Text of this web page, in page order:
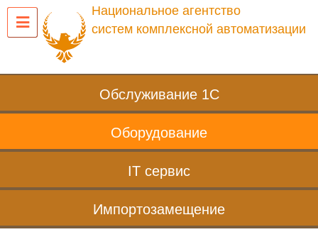
Национальное агентство
систем комплексной автоматизации
Обслуживание 1С
Оборудование
IT сервис
Импортозамещение